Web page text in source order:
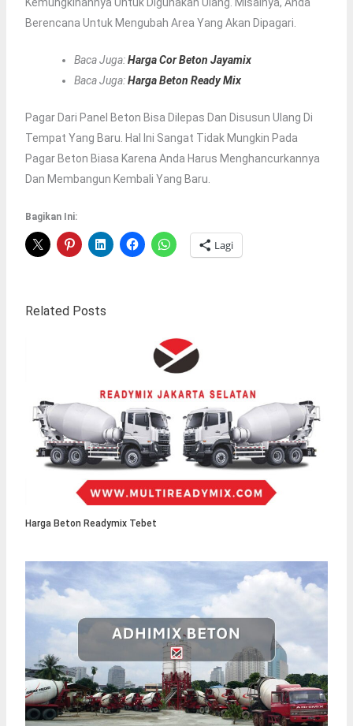
Berencana Untuk Mengubah Area Yang Akan Dipagari.
Baca Juga:Harga Cor Beton Jayamix
Baca Juga:Harga Beton Ready Mix
Pagar Dari Panel Beton Bisa Dilepas Dan Disusun Ulang Di
Tempat Yang Baru. Hal Ini Sangat Tidak Mungkin Pada
Pagar Beton Biasa Karena Anda Harus Menghancurkannya
Dan Membangun Kembali Yang Baru.
Bagikan Ini:
Lagi
Related Posts
Harga Beton Readymix Tebet